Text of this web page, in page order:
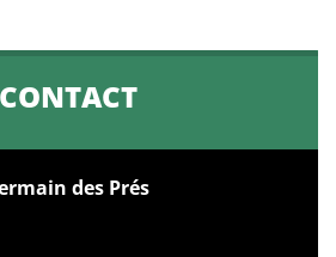
CONTACT
des Prés